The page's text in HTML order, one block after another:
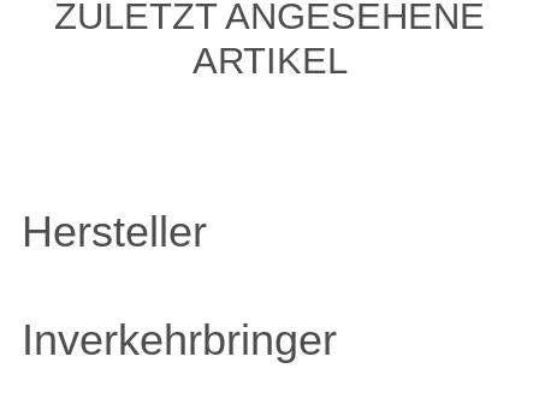
ZULETZT ANGESEHENE
ARTIKEL
Hersteller
Inverkehrbringer